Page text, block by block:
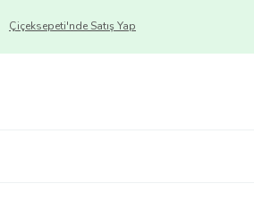
Çiçeksepeti'nde Satış Yap